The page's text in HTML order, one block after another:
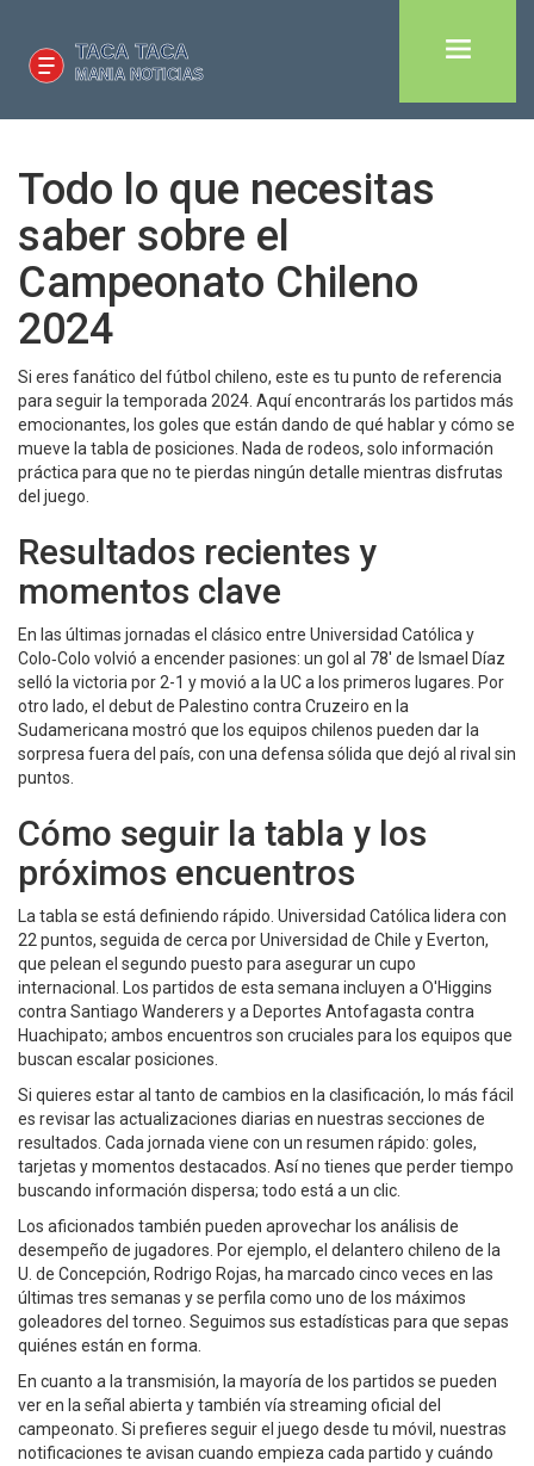
Todo lo que necesitas
saber sobre el
Campeonato Chileno
2024
Si eres fanático del fútbol chileno, este es tu punto de referencia
para seguir la temporada 2024. Aquí encontrarás los partidos más
emocionantes, los goles que están dando de qué hablar y cómo se
mueve la tabla de posiciones. Nada de rodeos, solo información
práctica para que no te pierdas ningún detalle mientras disfrutas
del juego.
Resultados recientes y
momentos clave
En las últimas jornadas el clásico entre Universidad Católica y
Colo‑Colo volvió a encender pasiones: un gol al 78′ de Ismael Díaz
selló la victoria por 2-1 y movió a la UC a los primeros lugares. Por
otro lado, el debut de Palestino contra Cruzeiro en la
Sudamericana mostró que los equipos chilenos pueden dar la
sorpresa fuera del país, con una defensa sólida que dejó al rival sin
puntos.
Cómo seguir la tabla y los
próximos encuentros
La tabla se está definiendo rápido. Universidad Católica lidera con
22 puntos, seguida de cerca por Universidad de Chile y Everton,
que pelean el segundo puesto para asegurar un cupo
internacional. Los partidos de esta semana incluyen a O'Higgins
contra Santiago Wanderers y a Deportes Antofagasta contra
Huachipato; ambos encuentros son cruciales para los equipos que
buscan escalar posiciones.
Si quieres estar al tanto de cambios en la clasificación, lo más fácil
es revisar las actualizaciones diarias en nuestras secciones de
resultados. Cada jornada viene con un resumen rápido: goles,
tarjetas y momentos destacados. Así no tienes que perder tiempo
buscando información dispersa; todo está a un clic.
Los aficionados también pueden aprovechar los análisis de
desempeño de jugadores. Por ejemplo, el delantero chileno de la
U. de Concepción, Rodrigo Rojas, ha marcado cinco veces en las
últimas tres semanas y se perfila como uno de los máximos
goleadores del torneo. Seguimos sus estadísticas para que sepas
quiénes están en forma.
En cuanto a la transmisión, la mayoría de los partidos se pueden
ver en la señal abierta y también vía streaming oficial del
campeonato. Si prefieres seguir el juego desde tu móvil, nuestras
notificaciones te avisan cuando empieza cada partido y cuándo